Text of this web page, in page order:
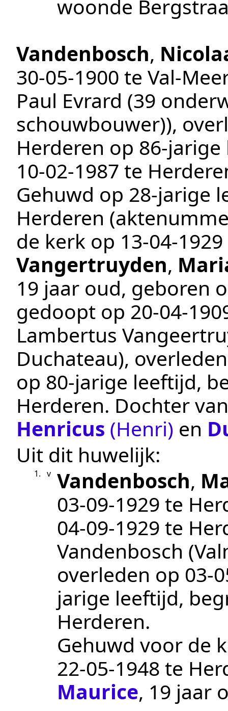
woonde
Vandenbosch,
30‑05‑1900 te Val-
Paul Evrard (39
schouwbouwer)),
Herderen op 86-
10‑02‑1987 te
Gehuwd op 28-jarige
Herderen
de kerk op 13‑04‑1929
Vangertruyden,
19 jaar oud, geboren
gedoopt op
Lambertus
Duchateau),
op 80-jarige leeftijd,
Herderen. Dochter
Henricus (Henri) en
Uit dit huwelijk:
1. v Vandenbosch,
03‑09‑1929 te
04‑09‑1929 te
Vandenbosch
overleden op
jarige leeftijd,
Herderen.
Gehuwd voor de
22‑05‑1948 te
Maurice, 19 jaar